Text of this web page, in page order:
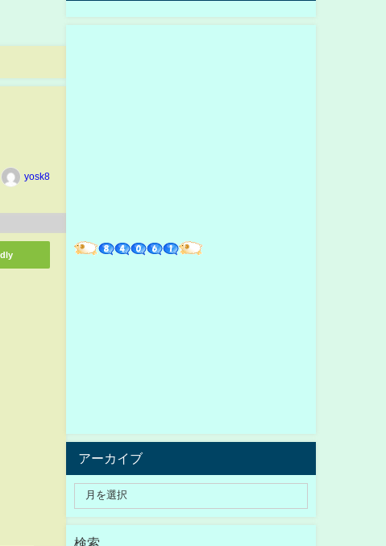
yosk8
アーカイブ
検索